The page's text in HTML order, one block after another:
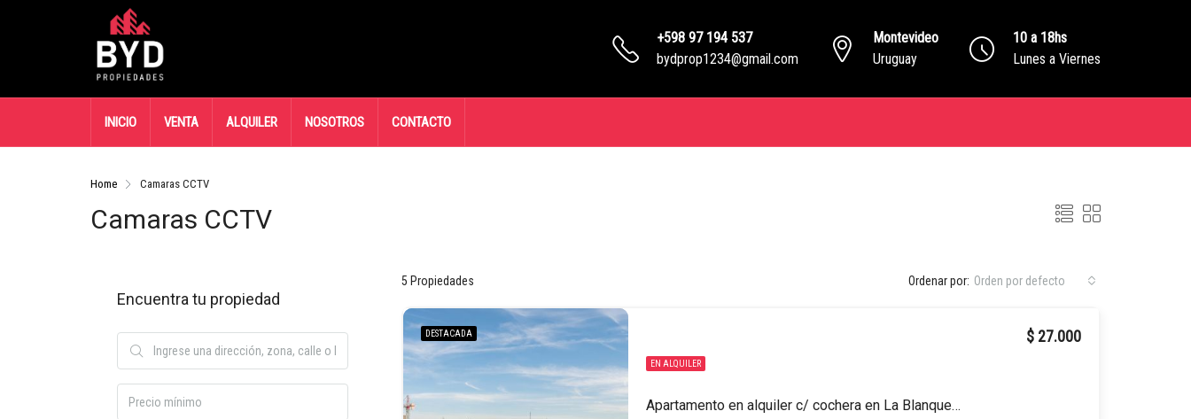
+598 97 194 537
bydprop1234@gmail.com
Montevideo
Uruguay
10 a 18hs
Lunes a Viernes
INICIO VENTA ALQUILER NOSOTROS CONTACTO
Home Camaras CCTV
Camaras CCTV
5 Propiedades Ordenar por: Orden por defecto
DESTACADA
EN ALQUILER
Apartamento en alquiler c/ cochera en La Blanqueada
$ 27.000
Encuentra tu propiedad